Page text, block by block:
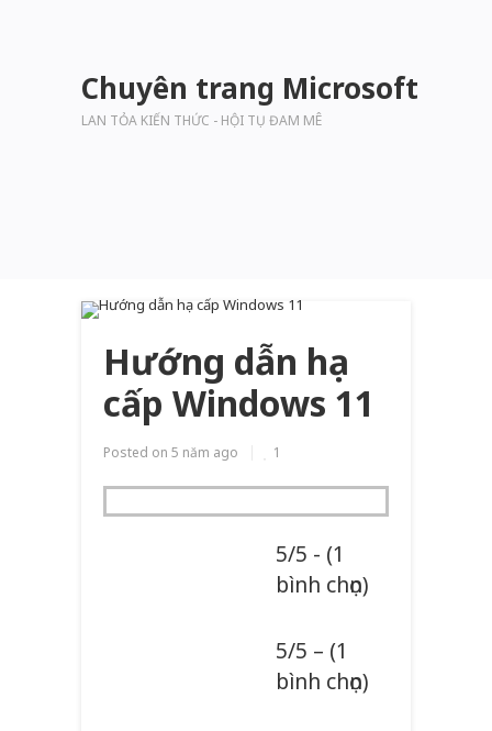
Chuyên trang Microsoft
LAN TỎA KIẾN THỨC - HỘI TỤ ĐAM MÊ
Hướng dẫn hạ
cấp Windows 11
Posted on 5 năm ago 1
5/5 - (1
bình chọn)
5/5 – (1
bình chọn)